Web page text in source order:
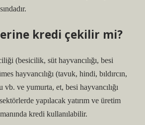
kredi çekilir mi?
(besicilik, süt hayvancılığı, besi
hayvancılığı (tavuk, hindi, bıldırcın,
vb. ve yumurta, et, besi hayvancılığı
yapılacak yatırım ve üretim
kredi kullanılabilir.